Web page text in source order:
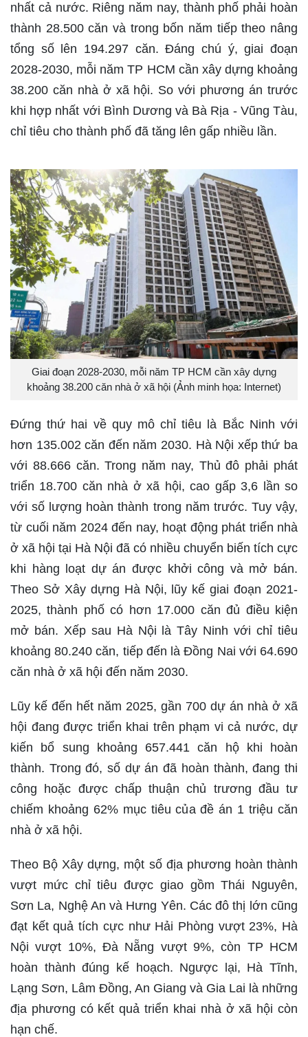
nhất cả nước. Riêng năm nay, thành phố phải hoàn
thành 28.500 căn và trong bốn năm tiếp theo nâng
tổng số lên 194.297 căn. Đáng chú ý, giai đoạn
2028-2030, mỗi năm TP HCM cần xây dựng khoảng
38.200 căn nhà ở xã hội. So với phương án trước
khi hợp nhất với Bình Dương và Bà Rịa - Vũng Tàu,
chỉ tiêu cho thành phố đã tăng lên gấp nhiều lần.
Giai đoạn 2028-2030, mỗi năm TP HCM cần xây dựng
khoảng 38.200 căn nhà ở xã hội (Ảnh minh họa: Internet)
Đứng thứ hai về quy mô chỉ tiêu là Bắc Ninh với
hơn 135.002 căn đến năm 2030. Hà Nội xếp thứ ba
với 88.666 căn. Trong năm nay, Thủ đô phải phát
triển 18.700 căn nhà ở xã hội, cao gấp 3,6 lần so
với số lượng hoàn thành trong năm trước. Tuy vậy,
từ cuối năm 2024 đến nay, hoạt động phát triển nhà
ở xã hội tại Hà Nội đã có nhiều chuyển biến tích cực
khi hàng loạt dự án được khởi công và mở bán.
Theo Sở Xây dựng Hà Nội, lũy kế giai đoạn 2021-
2025, thành phố có hơn 17.000 căn đủ điều kiện
mở bán. Xếp sau Hà Nội là Tây Ninh với chỉ tiêu
khoảng 80.240 căn, tiếp đến là Đồng Nai với 64.690
căn nhà ở xã hội đến năm 2030.
Lũy kế đến hết năm 2025, gần 700 dự án nhà ở xã
hội đang được triển khai trên phạm vi cả nước, dự
kiến bổ sung khoảng 657.441 căn hộ khi hoàn
thành. Trong đó, số dự án đã hoàn thành, đang thi
công hoặc được chấp thuận chủ trương đầu tư
chiếm khoảng 62% mục tiêu của đề án 1 triệu căn
nhà ở xã hội.
Theo Bộ Xây dựng, một số địa phương hoàn thành
vượt mức chỉ tiêu được giao gồm Thái Nguyên,
Sơn La, Nghệ An và Hưng Yên. Các đô thị lớn cũng
đạt kết quả tích cực như Hải Phòng vượt 23%, Hà
Nội vượt 10%, Đà Nẵng vượt 9%, còn TP HCM
hoàn thành đúng kế hoạch. Ngược lại, Hà Tĩnh,
Lạng Sơn, Lâm Đồng, An Giang và Gia Lai là những
địa phương có kết quả triển khai nhà ở xã hội còn
hạn chế.